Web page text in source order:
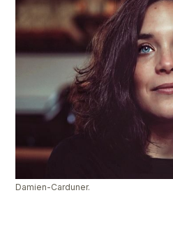
Damien-Carduner.